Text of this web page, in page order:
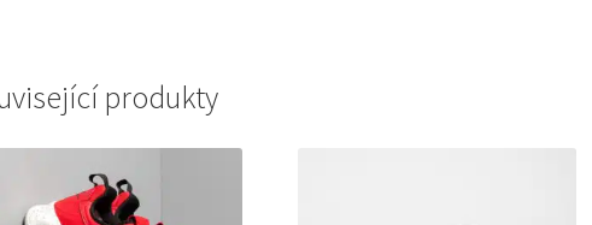
produkty